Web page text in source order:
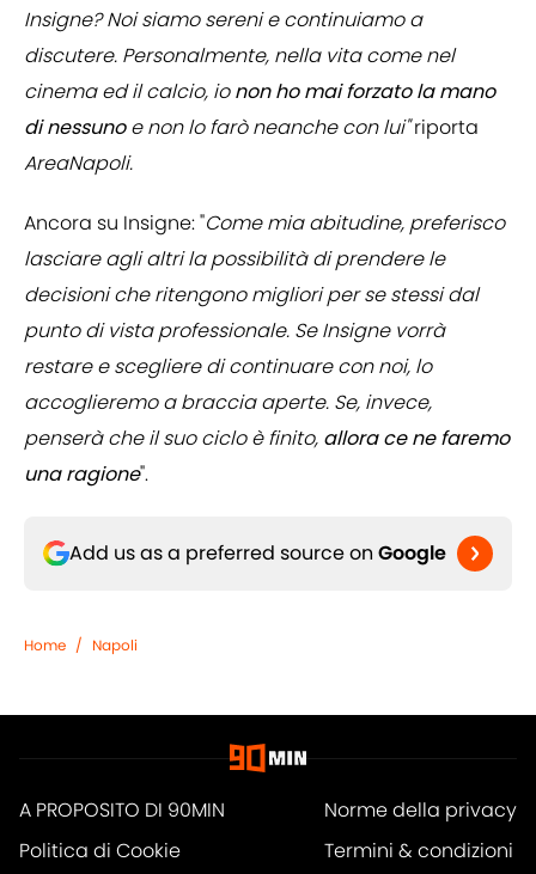
Insigne? Noi siamo sereni e continuiamo a
discutere. Personalmente, nella vita come nel
cinema ed il calcio, ionon ho mai forzato la mano
di nessunoe non lo farò neanche con lui"riporta
AreaNapoli.
Ancora su Insigne: "Come mia abitudine, preferisco
lasciare agli altri la possibilità di prendere le
decisioni che ritengono migliori per se stessi dal
punto di vista professionale. Se Insigne vorrà
restare e scegliere di continuare con noi, lo
accoglieremo a braccia aperte. Se, invece,
penserà che il suo ciclo è finito, allora ce ne faremo
una ragione".
Add us as a preferred source on Google
Home / Napoli
A PROPOSITO DI 90MIN
Norme della privacy
Politica di Cookie
Termini & condizioni